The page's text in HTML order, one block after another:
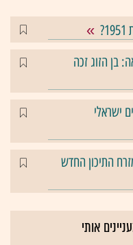
בן הזוג זכה
ישראלי
התיכון החדש
אותי